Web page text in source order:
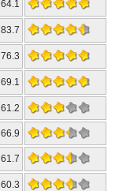
64.1
83.7
76.3
69.1
61.2
66.9
61.7
60.3